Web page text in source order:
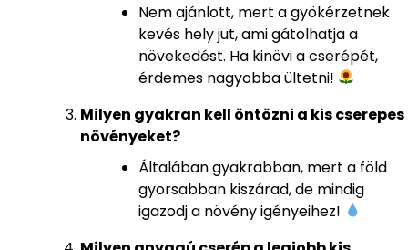
Nem ajánlott, mert a gyökérzetnek
kevés hely jut, ami gátolhatja a
növekedést. Ha kinövi a cserépét,
érdemes nagyobba ültetni!
Milyen gyakran kell öntözni a kis cserepes
növényeket?
Általában gyakrabban, mert a föld
gyorsabban kiszárad, de mindig
igazodj a növény igényeihez!